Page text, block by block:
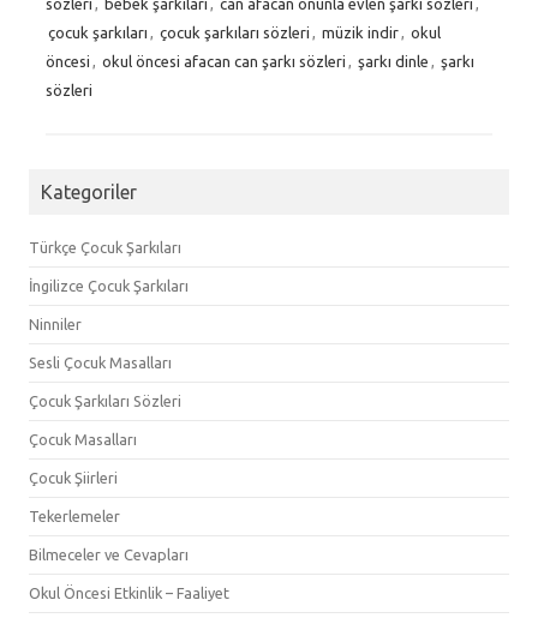
çocuk şarkıları
çocuk şarkıları sözleri müzik indir
okul
öncesi
okul öncesi afacan can şarkı sözleri şarkı dinle
şarkı
sözleri
Kategoriler
Türkçe Çocuk Şarkıları
İngilizce Çocuk Şarkıları
Ninniler
Sesli Çocuk Masalları
Çocuk Şarkıları Sözleri
Çocuk Masalları
Çocuk Şiirleri
Tekerlemeler
Bilmeceler ve Cevapları
Okul Öncesi Etkinlik – Faaliyet